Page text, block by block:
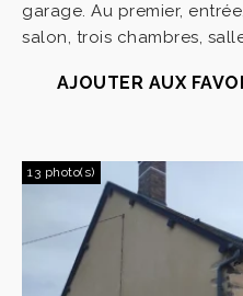
garage. Au premier,
salon, trois chambres,
AJOUTER AUX
13 photo(s)